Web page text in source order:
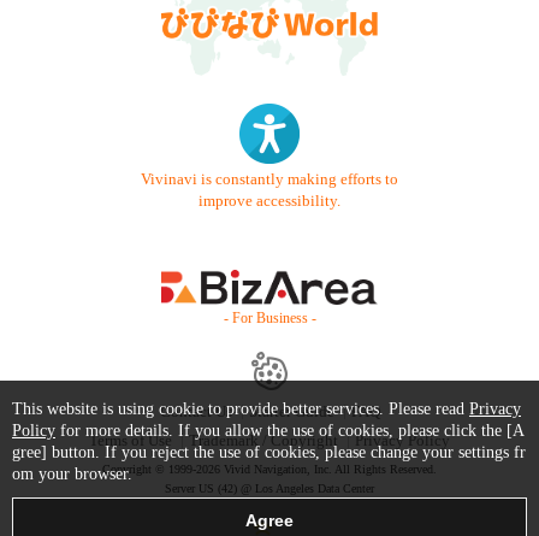
Vivinavi is constantly making efforts to
improve accessibility.
- For Business -
Contact Us Starter Guide
FAQ
Terms of Use
Trademark / Copyright Privacy Policy
Copyright © 1999-2026 Vivid Navigation, Inc. All Rights Reserved.
Server US (42) @ Los Angeles Data Center
This website is using cookie to provide better services. Please read Privacy
Policy for more details. If you allow the use of cookies, please click the [A
gree] button. If you reject the use of cookies, please change your settings fr
om your browser.